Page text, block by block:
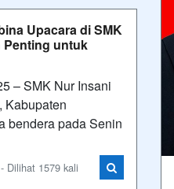
Upacara di SMK
Penting untuk
– SMK Nur Insani
Kabupaten
bendera pada Senin
Dilihat 1579 kali